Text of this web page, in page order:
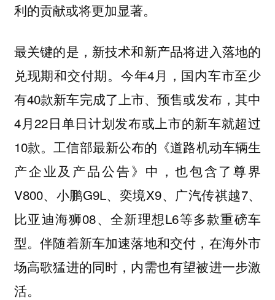
利的贡献或将更加显著。
最关键的是，新技术和新产品将进入落地的
兑现期和交付期。今年4月，国内车市至少
有40款新车完成了上市、预售或发布，其中
4月22日单日计划发布或上市的新车就超过
10款。工信部最新公布的《道路机动车辆生
产企业及产品公告》中，也包含了尊界
V800、小鹏G9L、奕境X9、广汽传祺越7、
比亚迪海狮08、全新理想L6等多款重磅车
型。伴随着新车加速落地和交付，在海外市
场高歌猛进的同时，内需也有望被进一步激
活。